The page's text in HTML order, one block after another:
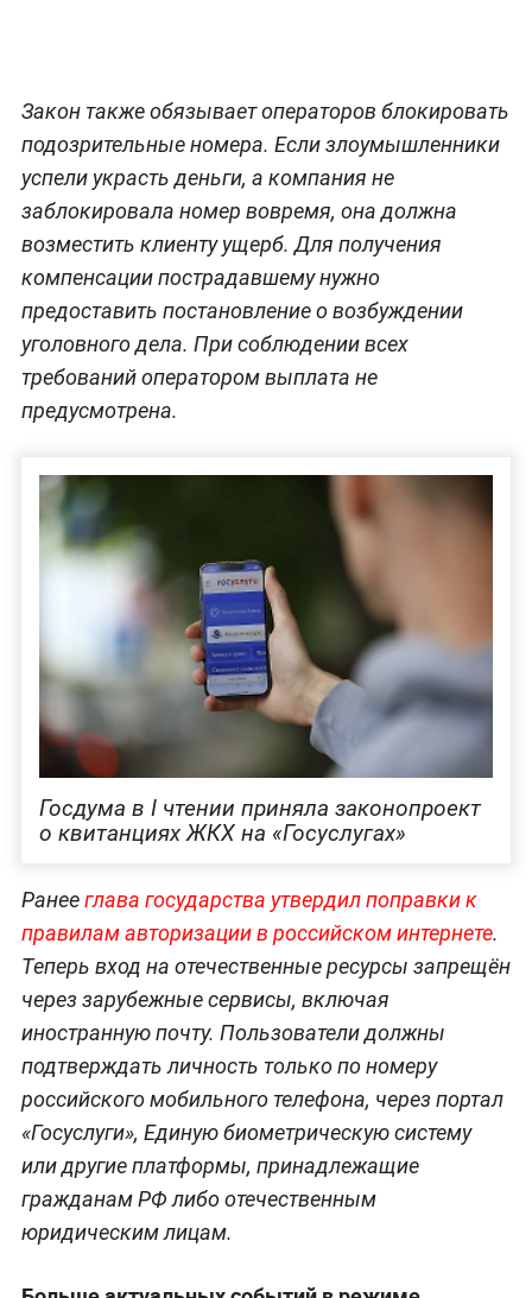
Закон также обязывает операторов блокировать
подозрительные номера. Если злоумышленники
успели украсть деньги, а компания не
заблокировала номер вовремя, она должна
возместить клиенту ущерб. Для получения
компенсации пострадавшему нужно
предоставить постановление о возбуждении
уголовного дела. При соблюдении всех
требований оператором выплата не
предусмотрена.
Госдума в I чтении приняла законопроект
о квитанциях ЖКХ на «Госуслугах»
Ранееглава государства утвердил поправки к
правилам авторизации в российском интернете.
Теперь вход на отечественные ресурсы запрещён
через зарубежные сервисы, включая
иностранную почту. Пользователи должны
подтверждать личность только по номеру
российского мобильного телефона, через портал
«Госуслуги», Единую биометрическую систему
или другие платформы, принадлежащие
гражданам РФ либо отечественным
юридическим лицам.